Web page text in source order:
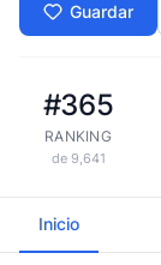
Guardar
#365
RANKING
de 9,641
Inicio